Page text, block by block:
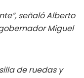
señaló Alberto
Miguel
de ruedas y